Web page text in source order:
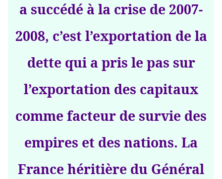
a succédé à la crise de 2007-
2008, c’est l’exportation de la
dette qui a pris le pas sur
l’exportation des capitaux
comme facteur de survie des
empires et des nations. La
France héritière du Général